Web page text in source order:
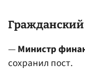
Гражданский
—Министр
сохранил пост.